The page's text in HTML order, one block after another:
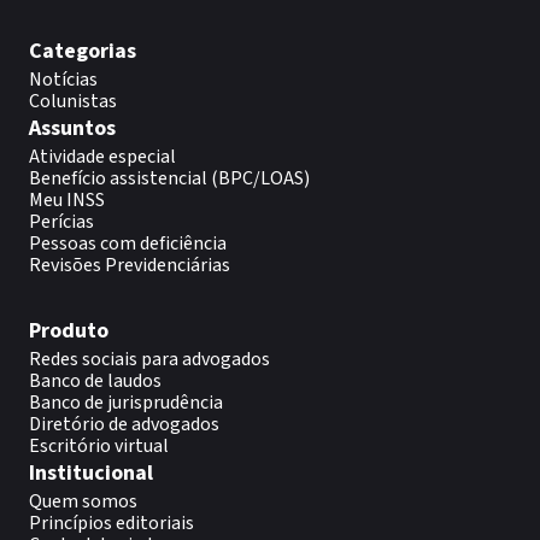
Categorias
Notícias
Colunistas
Assuntos
Atividade especial
Benefício assistencial (BPC/LOAS)
Meu INSS
Perícias
Pessoas com deficiência
Revisões Previdenciárias
Produto
Redes sociais para advogados
Banco de laudos
Banco de jurisprudência
Diretório de advogados
Escritório virtual
Institucional
Quem somos
Princípios editoriais